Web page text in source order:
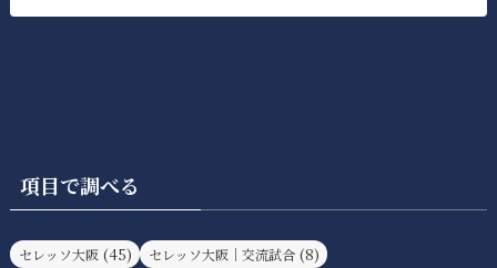
項目で調べる
セレッソ大阪 (45) セレッソ大阪｜交流試合 (8)